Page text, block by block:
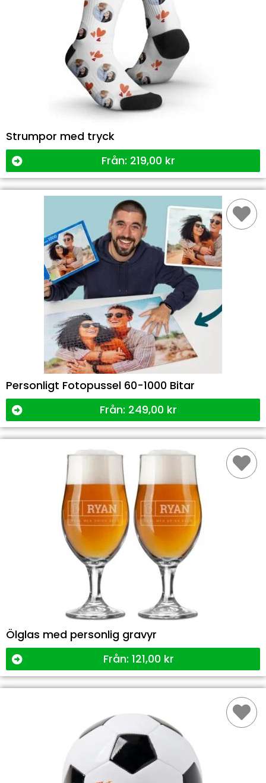
Strumpor med tryck
Från: 219,00 kr
Personligt Fotopussel 60-1000 Bitar
Från: 249,00 kr
Ölglas med personlig gravyr
Från: 121,00 kr